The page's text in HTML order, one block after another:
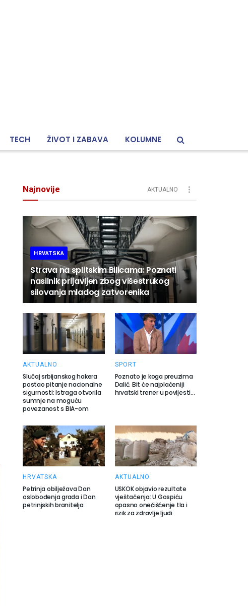
TECH ŽIVOT I ZABAVA KOLUMNE
Najnovije AKTUALNO
HRVATSKA
Strava na splitskim Bilicama: Poznati
nasilnik prijavljen zbog višestrukog
silovanja mladog zatvorenika
AKTUALNO
Slučaj srbijanskog hakera
postao pitanje nacionalne
sigurnosti: Istraga otvorila
sumnje na moguću
povezanost s BIA-om
SPORT
Poznato je koga preuzima
Dalić. Bit će najplaćeniji
hrvatski trener u povijesti…
HRVATSKA
Petrinja obilježava Dan
oslobođenja grada i Dan
petrinjskih branitelja
AKTUALNO
USKOK objavio rezultate
vještačenja: U Gospiću
opasno onečišćenje tla i
rizik za zdravlje ljudi